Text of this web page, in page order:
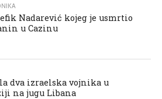
Nadarević kojeg je usmrtio
u Cazinu
dva izraelska vojnika u
na jugu Libana